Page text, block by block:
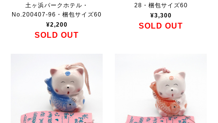
土ヶ浜パークホテル・
No.200407-96・梱包サイズ60
¥2,200
SOLD OUT
28・梱包サイズ60
¥3,300
SOLD OUT